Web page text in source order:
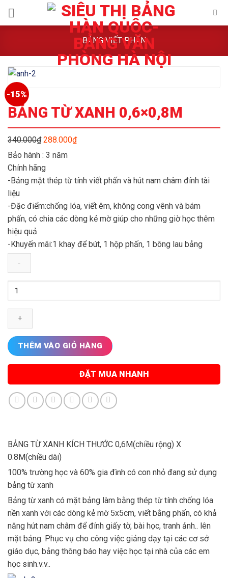
BẢNG VIẾT PHẤN
-15%
BẢNG TỪ XANH 0,6×0,8M
340.000₫ Giá
gốc
là:
340.000₫.
288.000₫Giá
là:
Bảo hành : 3 năm
Chính hãng
-Bảng mặt thép từ tính viết phấn và hút nam châm đính tài
liệu
-Đặc điểm:chống lóa, viết êm, không cong vênh và bám
phấn, có chia các dòng kẻ mờ giúp cho những giờ học thêm
hiệu quả
-Khuyến mãi:1 khay để bút, 1 hộp phấn, 1 bông lau bảng
BẢNG
XANH
0,6x0,8M
lượngTHÊM VÀO GIỎ HÀNG
ĐẶT MUA NHANH
BẢNG TỪ XANH KÍCH THƯỚC 0,6M(chiều rộng) X
0.8M(chiều dài)
100% trường học và 60% gia đình có con nhỏ đang sử dụng
bảng từ xanh
Bảng từ xanh có mặt bảng làm bằng thép từ tính chống lóa
nền xanh với các dòng kẻ mờ 5x5cm, viết bằng phấn, có khả
năng hút nam châm để đính giấy tờ, bài học, tranh ảnh.. lên
mặt bảng. Phục vụ cho công việc giảng dạy tại các cơ sở
giáo dục, bảng thông báo hay việc học tại nhà của các em
học sinh.v.v..